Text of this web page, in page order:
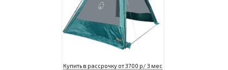
Купить в рассрочку от 3700 р/ 3 мес